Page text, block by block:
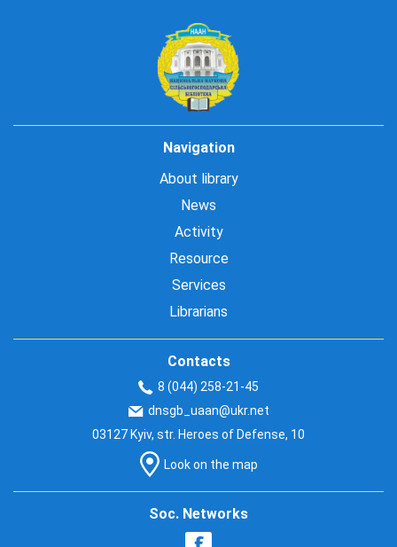
Navigation
About library
News
Activity
Resource
Services
Librarians
Contacts
8 (044) 258-21-45
dnsgb_uaan@ukr.net
03127 Kyiv, str. Heroes of Defense, 10
Look on the map
Soc. Networks